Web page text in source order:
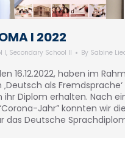
I 2022
I, Secondary School II By Sabine
16.12.2022, haben im
als
ihr Diplom erhalten. Nach
Jahr” konnten wir die
das Deutsche